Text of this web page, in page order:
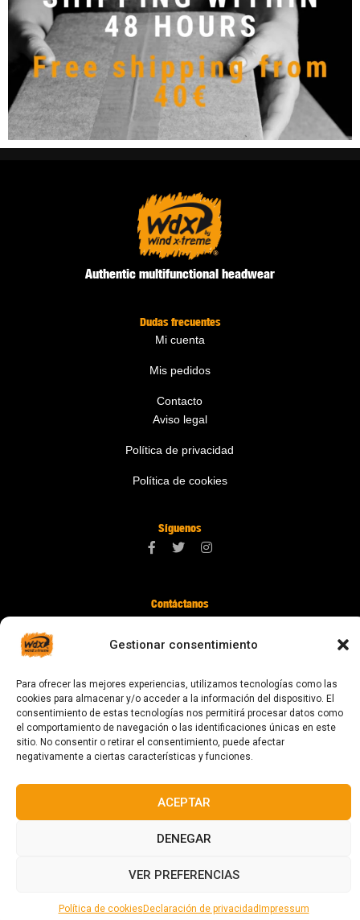
Gestionar consentimiento
Para ofrecer las mejores experiencias, utilizamos tecnologías como las
cookies para almacenar y/o acceder a la información del dispositivo. El
consentimiento de estas tecnologías nos permitirá procesar datos como
el comportamiento de navegación o las identificaciones únicas en este
sitio. No consentir o retirar el consentimiento, puede afectar
negativamente a ciertas características y funciones.
ACEPTAR
DENEGAR
VER PREFERENCIAS
Política de cookies Declaración de privacidad Impressum
Authentic multifunctional headwear
Dudas frecuentes
Mi cuenta
Mis pedidos
Contacto
Aviso legal
Política de privacidad
Política de cookies
Síguenos
Contáctanos
Av. de la Mare de Déu de Montserrat, 115
08024 Barcelona
© 2023 Todos los derechos reservados
Diseñado y fabricado en Barcelona